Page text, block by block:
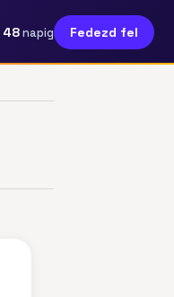
48napig Fedezd fel